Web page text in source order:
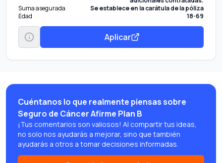
Suma asegurada
Se establece en la carátula de la póliza
Edad
18-69
Aplicar
Cuéntanos lo que realmente piensas sobre
Seguro de Cáncer Afirme Plan B
¡Tus comentarios son valiosos! Al compartir tus ideas,
no solo nos ayudarás a mejorar, sino que también
ayudarás a otros a tomar decisiones informadas.